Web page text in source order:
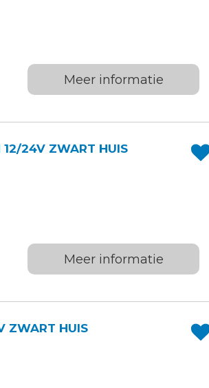
Meer informatie
24V ZWART HUIS
Meer informatie
ZWART HUIS